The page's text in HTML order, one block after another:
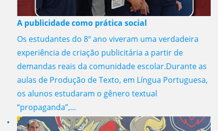
A publicidade como prática social
Os estudantes do 8º ano viveram uma verdadeira
experiência de criação publicitária a partir de
demandas reais da comunidade escolar.Durante as
aulas de Produção de Texto, em Língua Portuguesa,
os alunos estudaram o gênero textual
“propaganda”,...